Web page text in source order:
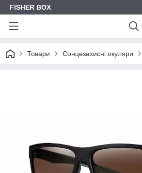
FISHER BOX
Товари Сонцезахисні окуляри